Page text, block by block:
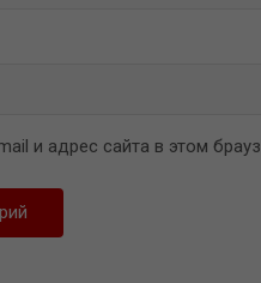
и адрес сайта в этом